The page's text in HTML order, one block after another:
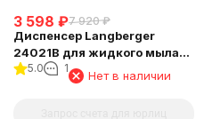
3 598 ₽7 920 ₽
Диспенсер Langberger
24021B для жидкого мыла
хромированный к стене
5.0 1
Нет в наличии